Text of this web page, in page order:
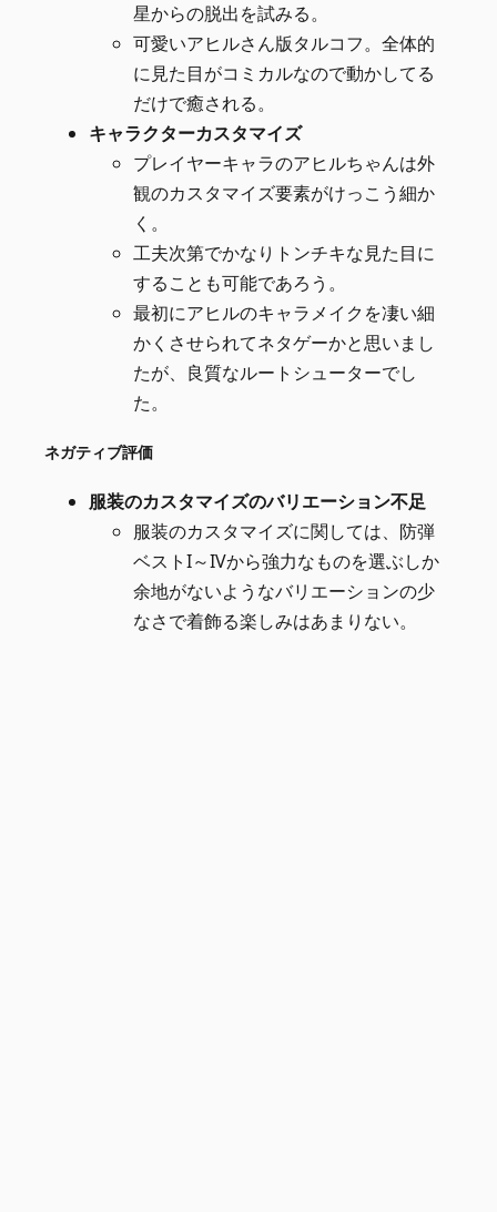
星からの脱出を試みる。
可愛いアヒルさん版タルコフ。全体的
に見た目がコミカルなので動かしてる
だけで癒される。
キャラクターカスタマイズ
プレイヤーキャラのアヒルちゃんは外
観のカスタマイズ要素がけっこう細か
く。
工夫次第でかなりトンチキな見た目に
することも可能であろう。
最初にアヒルのキャラメイクを凄い細
かくさせられてネタゲーかと思いまし
たが、良質なルートシューターでし
た。
ネガティブ評価
服装のカスタマイズのバリエーション不足
服装のカスタマイズに関しては、防弾
ベストI～IVから強力なものを選ぶしか
余地がないようなバリエーションの少
なさで着飾る楽しみはあまりない。